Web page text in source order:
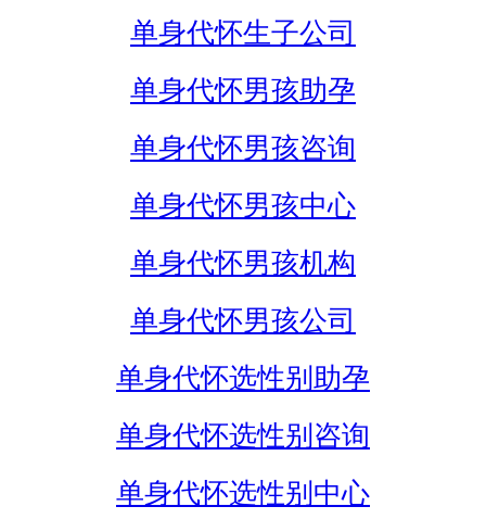
单身代怀生子公司
单身代怀男孩助孕
单身代怀男孩咨询
单身代怀男孩中心
单身代怀男孩机构
单身代怀男孩公司
单身代怀选性别助孕
单身代怀选性别咨询
单身代怀选性别中心